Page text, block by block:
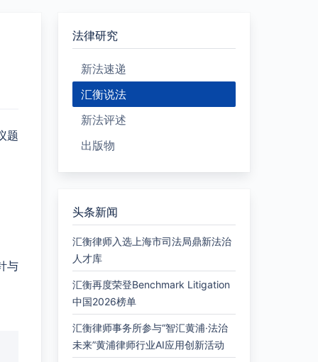
题
与
法律研究
新法速递
汇衡说法
新法评述
出版物
头条新闻
汇衡律师入选上海市司法局鼎新法治
人才库
汇衡再度荣登Benchmark Litigation
中国2026榜单
汇衡律师事务所参与“智汇黄浦·法治
未来”黄浦律师行业AI应用创新活动